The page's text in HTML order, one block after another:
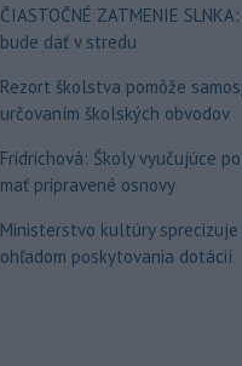
ČIASTOČNÉ ZATMENIE
bude dať v stredu
Rezort školstva pomôže
určovaním školských obvodov
Fridrichová: Školy vyučujúce
mať pripravené osnovy
Ministerstvo kultúry
ohľadom poskytovania dotácií